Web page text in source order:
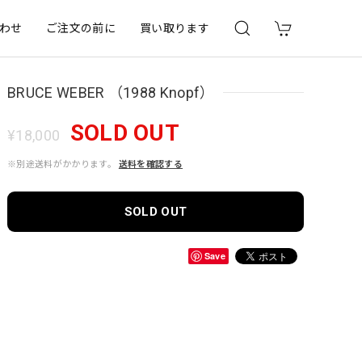
せ ご注文の前に 買い取ります
BRUCE WEBER （1988 Knopf）
¥18,000 SOLD OUT
※別途送料がかかります。 送料を確認する
SOLD OUT
Save